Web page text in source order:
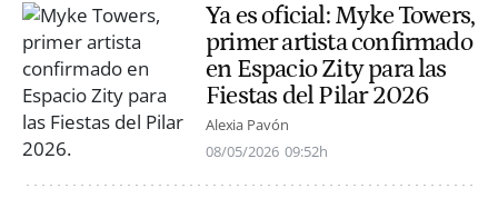
Ya es oficial: Myke Towers,
primer artista confirmado
en Espacio Zity para las
Fiestas del Pilar 2026
Alexia Pavón
08/05/2026 09:52h